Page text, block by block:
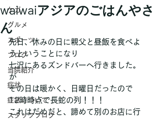
ケガ
グルメ
スポーツ
ブログ
当院紹介
症状
症状について
スタッフブログ
waiwaiアジアのごはんやさ
ん
先日、休みの日に親父と昼飯を食べよ
うということになり
七沢にあるズンドバーへ行きました。
が
その日は暖かく、日曜日だったので
12時時点で長蛇の列！！！
これはだめだと、諦めて別のお店に行